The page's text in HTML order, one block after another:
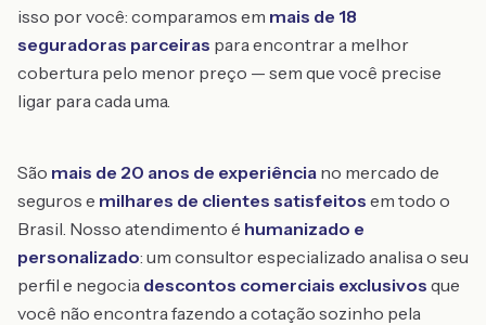
isso por você: comparamos em mais de 18
seguradoras parceiras para encontrar a melhor
cobertura pelo menor preço — sem que você precise
ligar para cada uma.
São mais de 20 anos de experiência no mercado de
seguros e milhares de clientes satisfeitos em todo o
Brasil. Nosso atendimento é humanizado e
personalizado: um consultor especializado analisa o seu
perfil e negocia descontos comerciais exclusivos que
você não encontra fazendo a cotação sozinho pela